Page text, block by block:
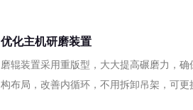
优化主机研磨装置
磨辊装置采用重版型，大大提高碾磨力，
构布局，改善内循环，不用拆卸吊架，可